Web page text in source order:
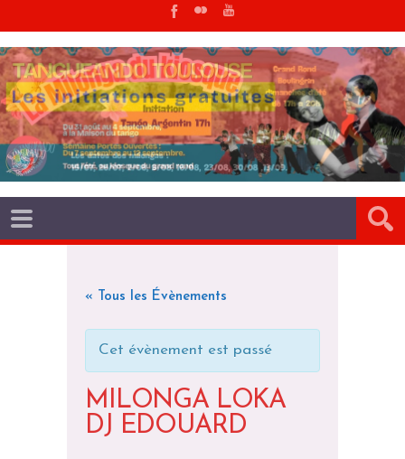
« Tous les Évènements
Cet évènement est passé
MILONGA LOKA
DJ EDOUARD